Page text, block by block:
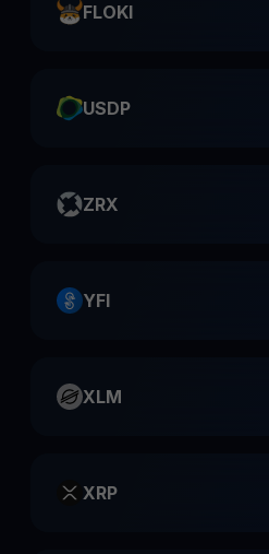
FLOKI
USDP
ZRX
YFI
XLM
XRP